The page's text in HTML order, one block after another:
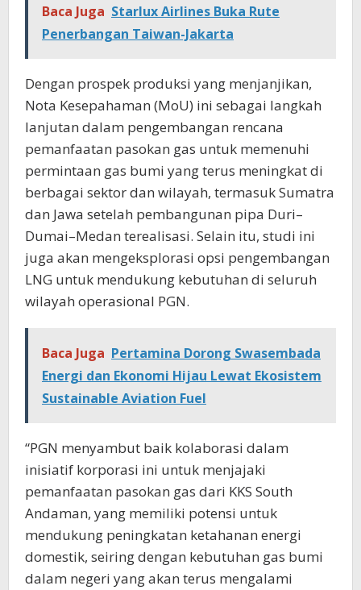
Baca Juga Starlux Airlines Buka Rute
Penerbangan Taiwan-Jakarta
Dengan prospek produksi yang menjanjikan,
Nota Kesepahaman (MoU) ini sebagai langkah
lanjutan dalam pengembangan rencana
pemanfaatan pasokan gas untuk memenuhi
permintaan gas bumi yang terus meningkat di
berbagai sektor dan wilayah, termasuk Sumatra
dan Jawa setelah pembangunan pipa Duri–
Dumai–Medan terealisasi. Selain itu, studi ini
juga akan mengeksplorasi opsi pengembangan
LNG untuk mendukung kebutuhan di seluruh
wilayah operasional PGN.
Baca Juga Pertamina Dorong Swasembada
Energi dan Ekonomi Hijau Lewat Ekosistem
Sustainable Aviation Fuel
“PGN menyambut baik kolaborasi dalam
inisiatif korporasi ini untuk menjajaki
pemanfaatan pasokan gas dari KKS South
Andaman, yang memiliki potensi untuk
mendukung peningkatan ketahanan energi
domestik, seiring dengan kebutuhan gas bumi
dalam negeri yang akan terus mengalami